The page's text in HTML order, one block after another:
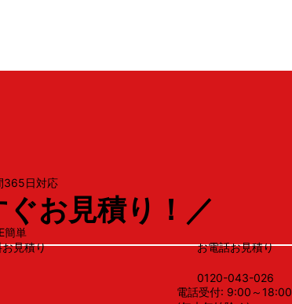
簡単
見積り
0120-043-026
お電話お見積り
電話受付: 9:00～18:00
お見積り！／
365日対応